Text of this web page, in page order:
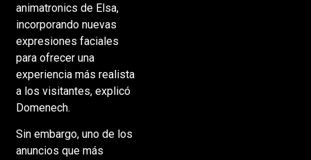
animatronics de Elsa,
incorporando nuevas
expresiones faciales
para ofrecer una
experiencia más realista
a los visitantes, explicó
Domenech.
Sin embargo, uno de los
anuncios que más